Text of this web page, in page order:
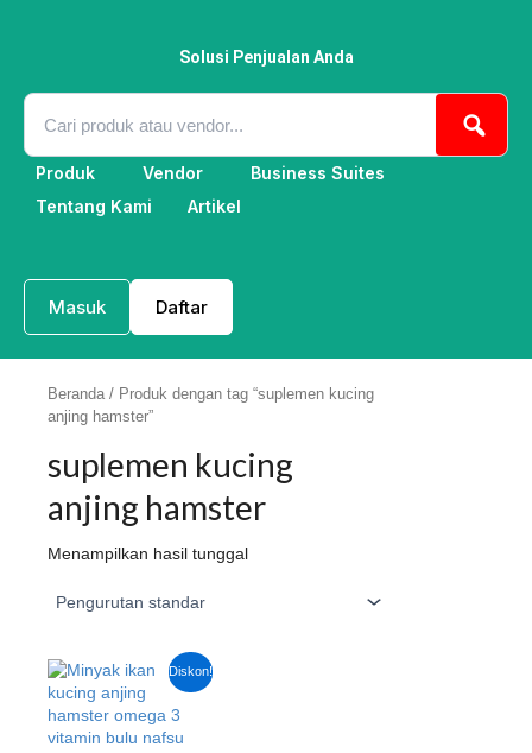
Solusi Penjualan Anda
Produk Vendor
Business Suites
Tentang Kami
Artikel
Masuk Daftar
Beranda / Produk dengan tag “suplemen kucing
anjing hamster”
suplemen kucing
anjing hamster
Menampilkan hasil tunggal
Diskon!
Harga
aslinya
adalah:
Rp13.000.
Harga
saat
adalah:
Rp0.